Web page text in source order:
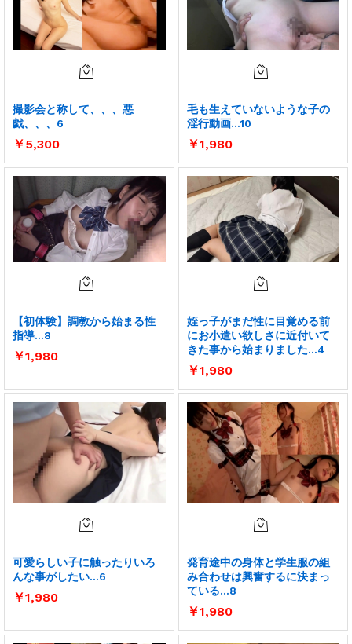
撮影会と称して、、、悪
戯、、、6
￥5,300
毛も生えていないような子の
淫行動画…10
￥1,980
【初体験】調教から始まる性
指導…8
￥1,980
姪っ子がまだ性に目覚める前
にお小遣い欲しさに近付いて
きた事から始まりました…4
￥1,980
可愛らしい子に触ったりいろ
んな事がしたい…6
￥1,980
発育途中の身体と学生服の組
み合わせは興奮するに決まっ
ている…8
￥1,980